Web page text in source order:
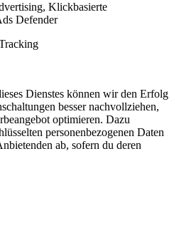
Klickbasierte
Defender
Dienstes können wir den Erfolg
besser nachvollziehen,
optimieren. Dazu
personenbezogenen Daten
ab, sofern du deren